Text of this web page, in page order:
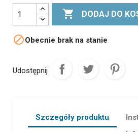
 DODAJ DO
Obecnie brak na stanie
Udostępnij
Szczegóły produktu